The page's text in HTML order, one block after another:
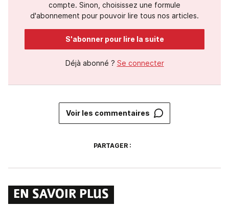
compte. Sinon, choisissez une formule
d'abonnement pour pouvoir lire tous nos articles.
S'abonner pour lire la suite
Déjà abonné ? Se connecter
Voir les commentaires
PARTAGER :
EN SAVOIR PLUS